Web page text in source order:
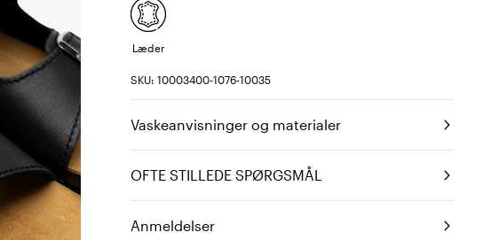
Læder
SKU: 10003400-1076-10035
Vaskeanvisninger og materialer
OFTE STILLEDE SPØRGSMÅL
Anmeldelser